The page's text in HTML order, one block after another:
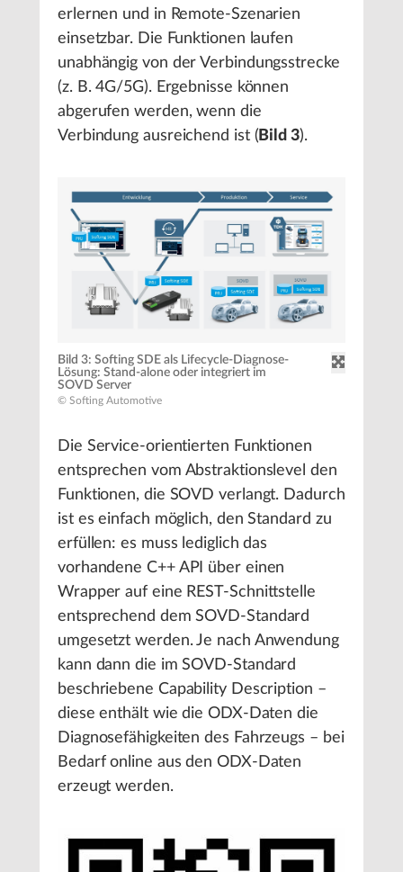
erlernen und in Remote-Szenarien
einsetzbar. Die Funktionen laufen
unabhängig von der Verbindungsstrecke
(z. B. 4G/5G). Ergebnisse können
abgerufen werden, wenn die
Verbindung ausreichend ist ( Bild 3).
Bild 3: Softing SDE als Lifecycle-Diagnose-
Lösung: Stand-alone oder integriert im
SOVD Server
© Softing Automotive
Die Service-orientierten Funktionen
entsprechen vom Abstraktionslevel den
Funktionen, die SOVD verlangt. Dadurch
ist es einfach möglich, den Standard zu
erfüllen: es muss lediglich das
vorhandene C++ API über einen
Wrapper auf eine REST-Schnittstelle
entsprechend dem SOVD-Standard
umgesetzt werden. Je nach Anwendung
kann dann die im SOVD-Standard
beschriebene Capability Description –
diese enthält wie die ODX-Daten die
Diagnosefähigkeiten des Fahrzeugs – bei
Bedarf online aus den ODX-Daten
erzeugt werden.